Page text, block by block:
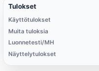
Tulokset
Käyttötulokset
Muita tuloksia
Luonnetesti/MH
Näyttelytulokset